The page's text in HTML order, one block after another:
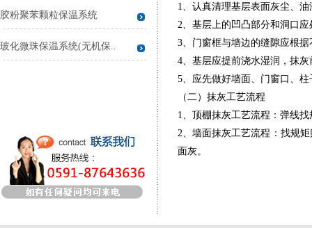
胶粉聚苯颗粒保温系统
玻化微珠保温系统(无机保..
1、认真清理基层表面灰尘、
2、基层上的凹凸部分和洞口
3、门窗框与墙边的缝隙应根
4、基层应提前浇水湿润，抹
5、应先做好墙面、门窗口、柱
（二）抹灰工艺流程
1、顶棚抹灰工艺流程：弹
2、墙面抹灰工艺流程：找规
面灰。